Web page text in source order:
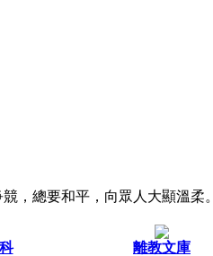
，總要和平，向眾人大顯溫柔。
離教文庫